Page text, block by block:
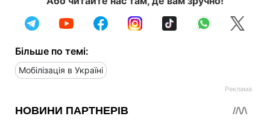
Більше по темі:
Мобілізація в Україні